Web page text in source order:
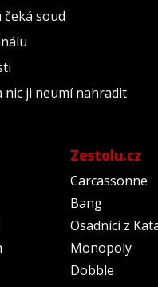
soud
nic ji neumí nahradit
Zestolu.cz
Carcassonne
Bang
Osadníci z
Monopoly
Dobble